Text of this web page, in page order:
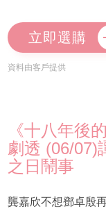
立即選購
資料由客戶提供
《十八年後
劇透 (06/07)
之日鬧事
龔嘉欣不想鄧卓殷